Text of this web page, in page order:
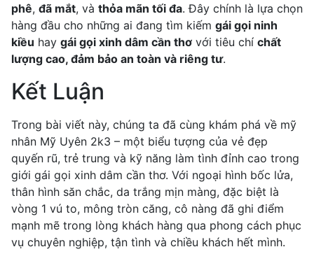
phê, đã mắt, và thỏa mãn tối đa. Đây chính là lựa chọn
hàng đầu cho những ai đang tìm kiếm gái gọi ninh
kiều hay gái gọi xinh dâm cần thơ với tiêu chí chất
lượng cao, đảm bảo an toàn và riêng tư.
Kết Luận
Trong bài viết này, chúng ta đã cùng khám phá về mỹ
nhân Mỹ Uyên 2k3 – một biểu tượng của vẻ đẹp
quyến rũ, trẻ trung và kỹ năng làm tình đỉnh cao trong
giới gái gọi xinh dâm cần thơ. Với ngoại hình bốc lửa,
thân hình săn chắc, da trắng mịn màng, đặc biệt là
vòng 1 vú to, mông tròn căng, cô nàng đã ghi điểm
mạnh mẽ trong lòng khách hàng qua phong cách phục
vụ chuyên nghiệp, tận tình và chiều khách hết mình.